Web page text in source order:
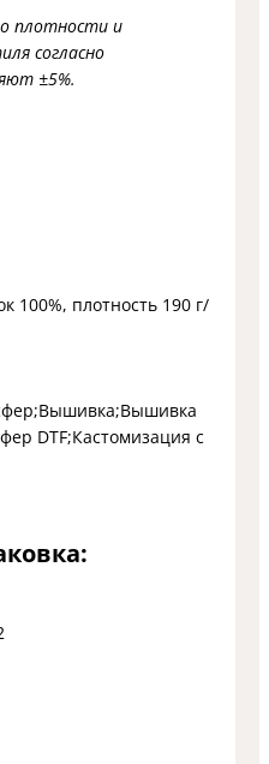
плотности и
согласно
±5%.
100%, плотность 190 г/
DTF;Кастомизация с